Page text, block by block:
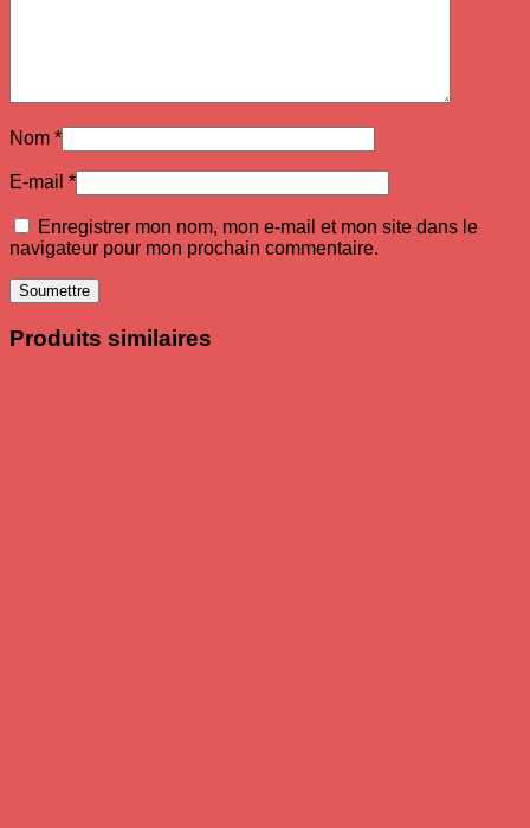
Nom *
E-mail *
Enregistrer mon nom, mon e-mail et mon site dans le
navigateur pour mon prochain commentaire.
Produits similaires